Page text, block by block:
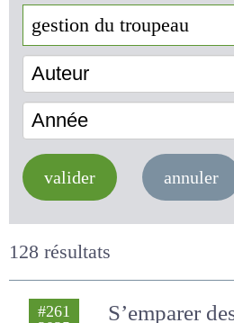
Auteur
valider annuler
128 résultats